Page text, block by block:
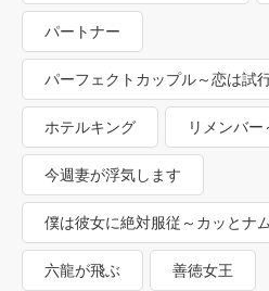
パートナー
パーフェクトカップル～恋は試
ホテルキング リメンバー
今週妻が浮気します
僕は彼女に絶対服従～カッとナ
六龍が飛ぶ 善徳女王